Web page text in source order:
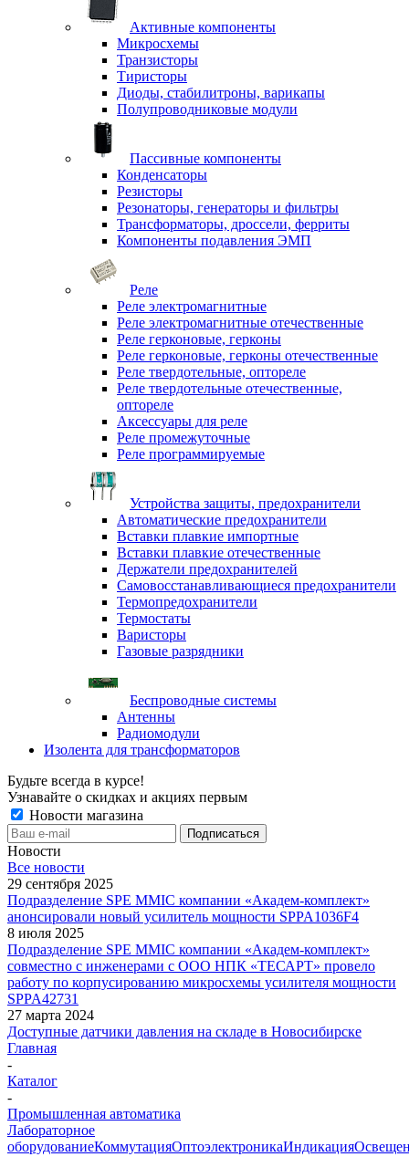
Активные компоненты
Микросхемы
Транзисторы
Тиристоры
Диоды, стабилитроны, варикапы
Полупроводниковые модули
Пассивные компоненты
Конденсаторы
Резисторы
Резонаторы, генераторы и фильтры
Трансформаторы, дроссели, ферриты
Компоненты подавления ЭМП
Реле
Реле электромагнитные
Реле электромагнитные отечественные
Реле герконовые, герконы
Реле герконовые, герконы отечественные
Реле твердотельные, оптореле
Реле твердотельные отечественные,
оптореле
Аксессуары для реле
Реле промежуточные
Реле программируемые
Устройства защиты, предохранители
Автоматические предохранители
Вставки плавкие импортные
Вставки плавкие отечественные
Держатели предохранителей
Самовосстанавливающиеся предохранители
Термопредохранители
Термостаты
Варисторы
Газовые разрядники
Беспроводные системы
Антенны
Радиомодули
Изолента для трансформаторов
Будьте всегда в курсе!
Узнавайте о скидках и акциях первым
Новости магазина
Новости
Все новости
29 сентября 2025
Подразделение SPE MMIC компании «Академ-комплект»
анонсировали новый усилитель мощности SPPA1036F4
8 июля 2025
Подразделение SPE MMIC компании «Академ-комплект»
совместно с инженерами с ООО НПК «ТЕСАРТ» провело
работу по корпусированию микросхемы усилителя мощности
SPPA42731
27 марта 2024
Доступные датчики давления на складе в Новосибирске
Главная
-
Каталог
-
Промышленная автоматика
Лабораторное
оборудованиеКоммутацияОптоэлектроникаИндикация